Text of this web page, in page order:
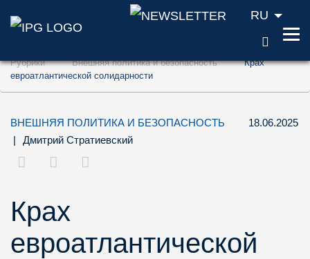
Перейти к содержанию (ключ доступа
Перейти к поиску (ключ доступа '2')
RU
Рубрики Внешняя политика и безопасность
Крах
евроатлантической солидарности
ВНЕШНЯЯ ПОЛИТИКА И БЕЗОПАСНОСТЬ
18.06.2025
|
Дмитрий Стратиевский
Крах
евроатлантической